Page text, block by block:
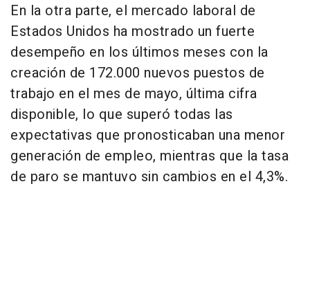
En la otra parte, el mercado laboral de
Estados Unidos ha mostrado un fuerte
desempeño en los últimos meses con la
creación de 172.000 nuevos puestos de
trabajo en el mes de mayo, última cifra
disponible, lo que superó todas las
expectativas que pronosticaban una menor
generación de empleo, mientras que la tasa
de paro se mantuvo sin cambios en el 4,3%.